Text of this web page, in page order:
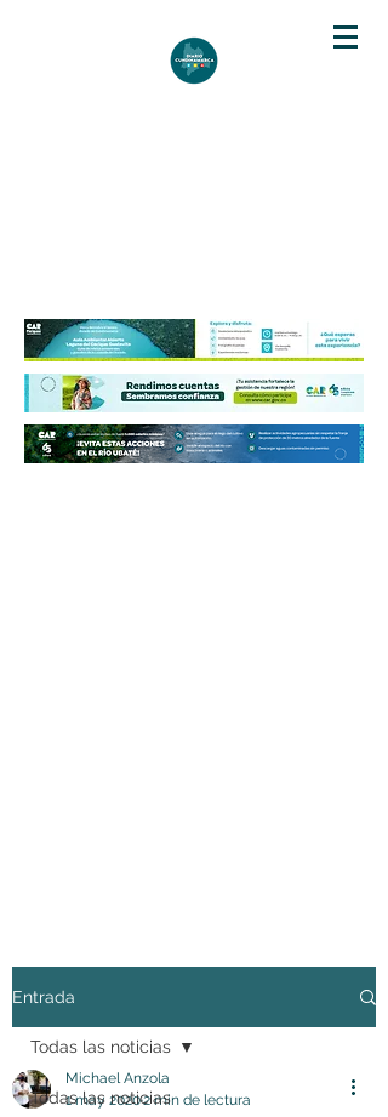
Entrada
Todas las noticias
Todas las noticias
Michael Anzola
1 may 20202 min de lectura